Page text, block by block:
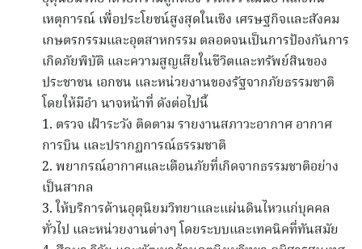
เหตุการณ์ เพื่อประโยชน์สูงสุดในเชิง เศรษฐกิจและสังคม
เกษตรกรรมและอุตสาหกรรม ตลอดจนเป็นการป้องกันการ
เกิดภัยพิบัติ และความสูญเสียในชีวิตและทรัพย์สินของ
ประชาชน เอกชน และหน่วยงานของรัฐจากภัยธรรมชาติ
โดยให้มีอำ นาจหน้าที่ ดังต่อไปนี้
1. ตรวจ เฝ้าระวัง ติดตาม รายงานสภาวะอากาศ อากาศ
การบิน และปรากฏการณ์ธรรมชาติ
2. พยากรณ์อากาศและเตือนภัยที่เกิดจากธรรมชาติอย่าง
เป็นสากล
3. ให้บริการด้านอุตุนิยมวิทยาและแผ่นดินไหวแก่บุคคล
ทั่วไป และหน่วยงานต่างๆ โดยระบบและเทคนิคที่ทันสมัย